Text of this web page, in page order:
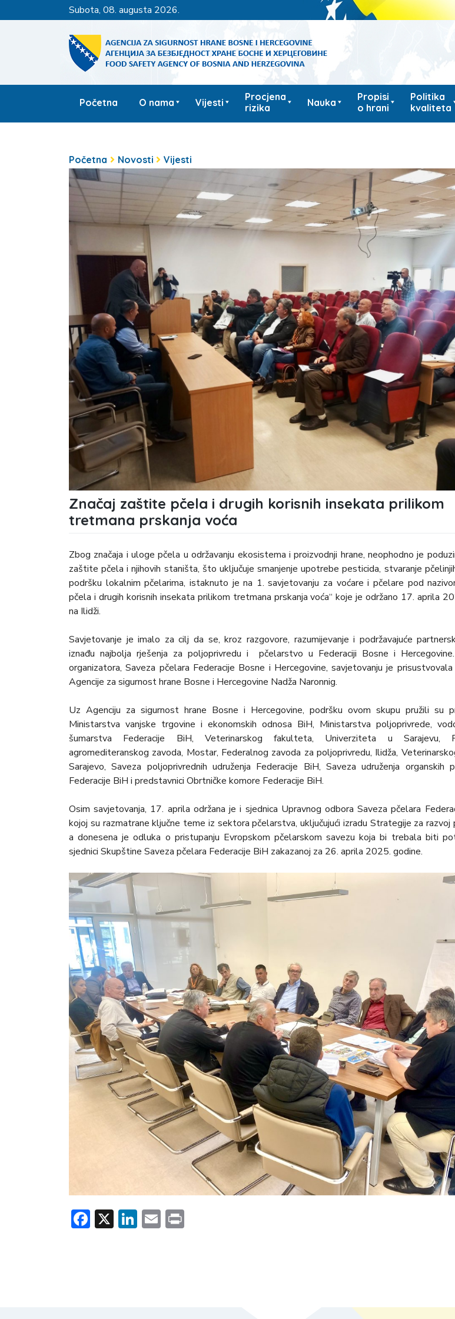
subota, 08. augusta 2026.
Početna O nama Vijesti
Procjena
rizika
Nauka
Propisi
o hrani
Politika
kvaliteta
Početna Novosti Vijesti
Značaj zaštite pčela i drugih korisnih insekata prilikom
tretmana prskanja voća
Zbog značaja i uloge pčela u održavanju ekosistema i proizvodnji hrane, neophodno je
zaštite pčela i njihovih staništa, što uključuje smanjenje upotrebe pesticida, stvaranje
podršku lokalnim pčelarima, istaknuto je na 1. savjetovanju za voćare i pčelare pod
pčela i drugih korisnih insekata prilikom tretmana prskanja voća“ koje je održano 17. aprila
na Ilidži.
Savjetovanje je imalo za cilj da se, kroz razgovore, razumijevanje i podržavajuće
iznađu najbolja rješenja za poljoprivredu i pčelarstvo u Federaciji Bosne i
organizatora, Saveza pčelara Federacije Bosne i Hercegovine, savjetovanju je prisustvovala
Agencije za sigurnost hrane Bosne i Hercegovine Nadža Naronnig.
Uz Agenciju za sigurnost hrane Bosne i Hercegovine, podršku ovom skupu pružili su
Ministarstva vanjske trgovine i ekonomskih odnosa BiH, Ministarstva poljoprivrede,
šumarstva Federacije BiH, Veterinarskog fakulteta, Univerziteta u Sarajevu,
agromediteranskog zavoda, Mostar, Federalnog zavoda za poljoprivredu, Ilidža,
Sarajevo, Saveza poljoprivrednih udruženja Federacije BiH, Saveza udruženja organskih
Federacije BiH i predstavnici Obrtničke komore Federacije BiH.
Osim savjetovanja, 17. aprila održana je i sjednica Upravnog odbora Saveza pčelara
kojoj su razmatrane ključne teme iz sektora pčelarstva, uključujući izradu Strategije za razvoj
a donesena je odluka o pristupanju Evropskom pčelarskom savezu koja bi trebala biti
sjednici Skupštine Saveza pčelara Federacije BiH zakazanoj za 26. aprila 2025. godine.
Facebook
X LinkedIn
Email